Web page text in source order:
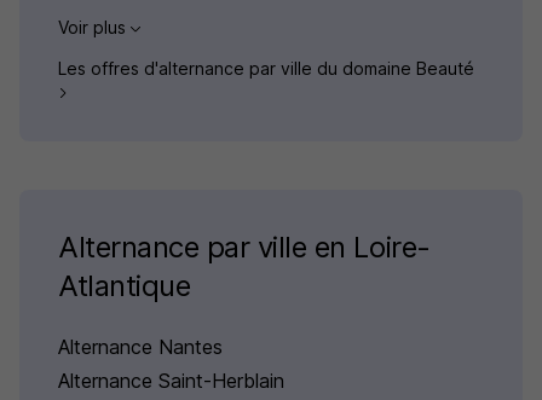
Voir plus
Les offres d'alternance par ville du domaine Beauté
Alternance par ville en Loire-
Atlantique
Alternance Nantes
Alternance Saint-Herblain